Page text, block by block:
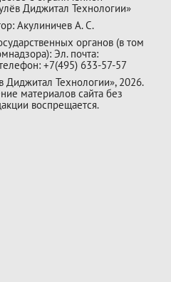
Диджитал Технологии»
Акулиничев А. С.
органов (в том
Эл. почта:
+7(495) 633-57-57
Технологии», 2026.
материалов сайта без
воспрещается.